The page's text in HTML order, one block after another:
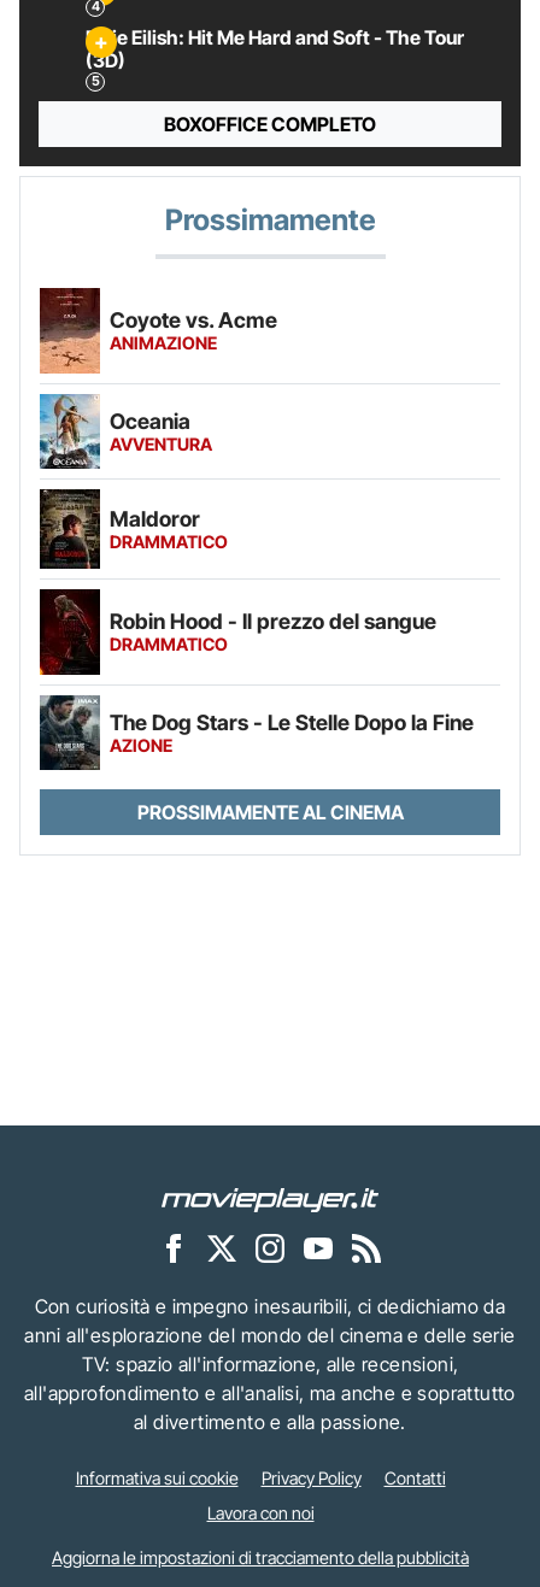
Billie Eilish: Hit Me Hard and Soft - The Tour
(3D)
BOXOFFICE COMPLETO
Prossimamente
Coyote vs. Acme
ANIMAZIONE
Oceania
AVVENTURA
Maldoror
DRAMMATICO
Robin Hood - Il prezzo del sangue
DRAMMATICO
The Dog Stars - Le Stelle Dopo la Fine
AZIONE
PROSSIMAMENTE AL CINEMA
Con curiosità e impegno inesauribili, ci dedichiamo da
anni all'esplorazione del mondo del cinema e delle serie
TV: spazio all'informazione, alle recensioni,
all'approfondimento e all'analisi, ma anche e soprattutto
al divertimento e alla passione.
Informativa sui cookie Privacy Policy
Contatti
Lavora con noi
Aggiorna le impostazioni di tracciamento della pubblicità